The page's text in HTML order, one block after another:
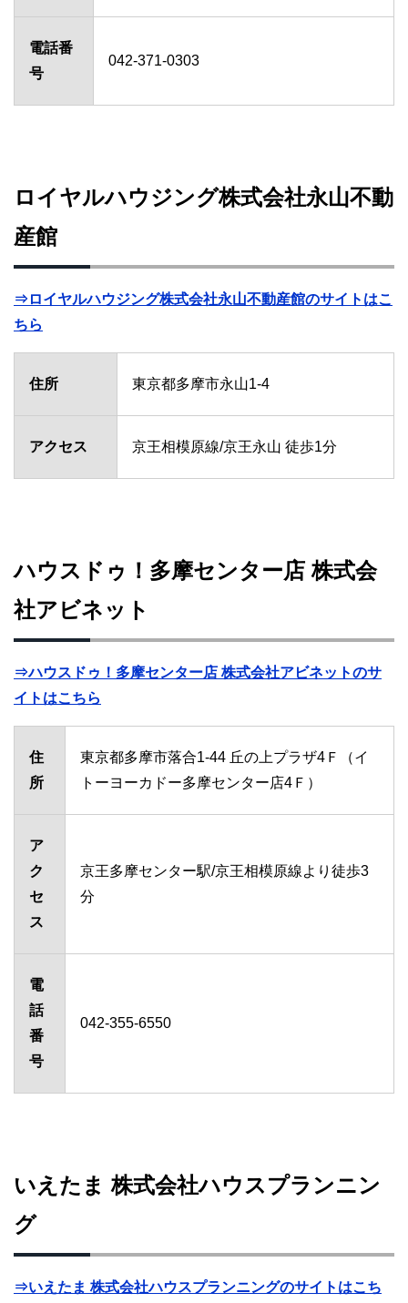
電話番
号
042-371-0303
ロイヤルハウジング株式会社永山不動
産館
⇒ロイヤルハウジング株式会社永山不動産館のサイトはこ
ちら
住所 東京都多摩市永山1-4
アクセス 京王相模原線/京王永山 徒歩1分
ハウスドゥ！多摩センター店 株式会
社アビネット
⇒ハウスドゥ！多摩センター店 株式会社アビネットのサ
イトはこちら
住
所
東京都多摩市落合1-44 丘の上プラザ4Ｆ（イ
トーヨーカドー多摩センター店4Ｆ）
ア
ク
セ
ス
京王多摩センター駅/京王相模原線より徒歩3
分
電
話
番
号
042-355-6550
いえたま 株式会社ハウスプランニン
グ
⇒いえたま 株式会社ハウスプランニングのサイトはこち